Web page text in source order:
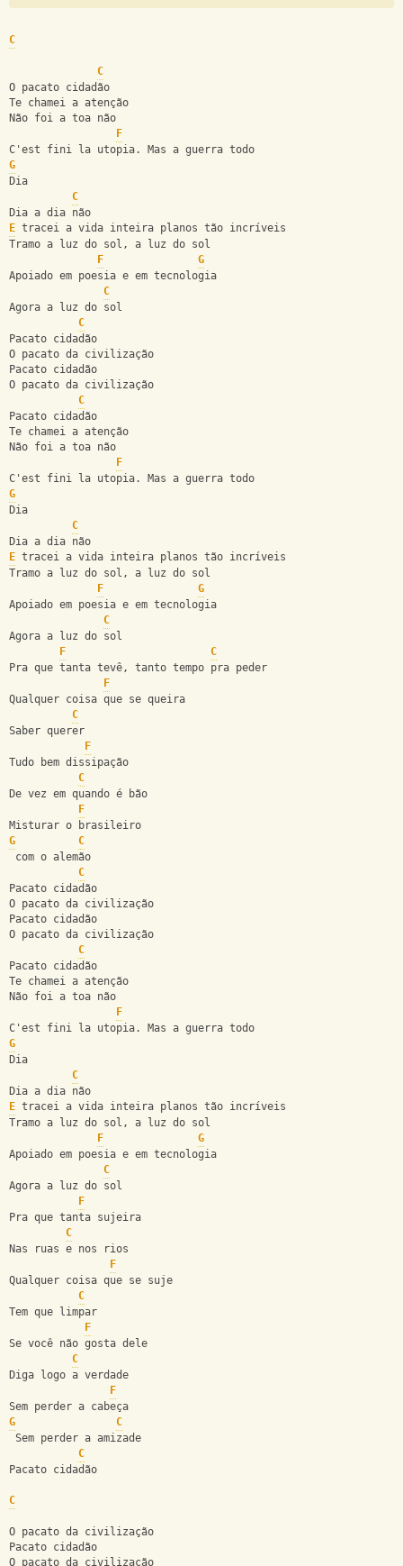
C
C
O pacato cidadão
Te chamei a atenção
Não foi a toa não
F
C'est fini la utopia. Mas a guerra todo
G
Dia
C
Dia a dia não
E tracei a vida inteira planos tão incríveis
Tramo a luz do sol, a luz do sol
F
G
Apoiado em poesia e em tecnologia
C
Agora a luz do sol
C
Pacato cidadão
O pacato da civilização
Pacato cidadão
O pacato da civilização
C
Pacato cidadão
Te chamei a atenção
Não foi a toa não
F
C'est fini la utopia. Mas a guerra todo
G
Dia
C
Dia a dia não
E tracei a vida inteira planos tão incríveis
Tramo a luz do sol, a luz do sol
F
G
Apoiado em poesia e em tecnologia
C
Agora a luz do sol
F
C
Pra que tanta tevê, tanto tempo pra peder
F
Qualquer coisa que se queira
C
Saber querer
F
Tudo bem dissipação
C
De vez em quando é bão
F
Misturar o brasileiro
G
C
com o alemão
C
Pacato cidadão
O pacato da civilização
Pacato cidadão
O pacato da civilização
C
Pacato cidadão
Te chamei a atenção
Não foi a toa não
F
C'est fini la utopia. Mas a guerra todo
G
Dia
C
Dia a dia não
E tracei a vida inteira planos tão incríveis
Tramo a luz do sol, a luz do sol
F
G
Apoiado em poesia e em tecnologia
C
Agora a luz do sol
F
Pra que tanta sujeira
C
Nas ruas e nos rios
F
Qualquer coisa que se suje
C
Tem que limpar
F
Se você não gosta dele
C
Diga logo a verdade
F
Sem perder a cabeça
G
C
Sem perder a amizade
C
Pacato cidadão
C
O pacato da civilização
Pacato cidadão
O pacato da civilização